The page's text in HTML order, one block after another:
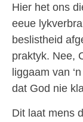
Hier het ons
eeue
beslistheid
praktyk. Nee,
liggaam van
dat God nie
Dit laat mens